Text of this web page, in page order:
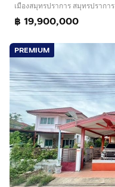
เมืองสมุทรปราการ สมุทรปราการ
฿ 19,900,000
PREMIUM